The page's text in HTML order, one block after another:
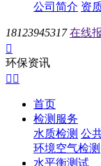
公司简介 资
18123945317 在线

环保资讯
 
首页
检测服务
水质检测 公
环境空气检测
水平衡测试